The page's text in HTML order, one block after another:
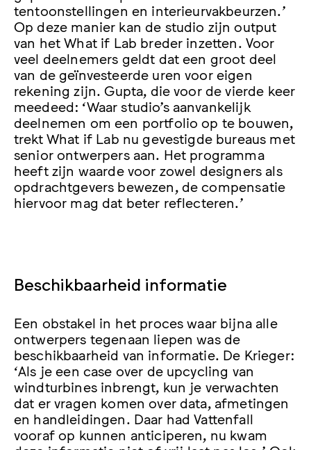
tentoonstellingen en interieurvakbeurzen.’
Op deze manier kan de studio zijn output
van het What if Lab breder inzetten. Voor
veel deelnemers geldt dat een groot deel
van de geïnvesteerde uren voor eigen
rekening zijn. Gupta, die voor de vierde keer
meedeed: ‘Waar studio’s aanvankelijk
deelnemen om een portfolio op te bouwen,
trekt What if Lab nu gevestigde bureaus met
senior ontwerpers aan. Het programma
heeft zijn waarde voor zowel designers als
opdrachtgevers bewezen, de compensatie
hiervoor mag dat beter reflecteren.’
Beschikbaarheid informatie
Een obstakel in het proces waar bijna alle
ontwerpers tegenaan liepen was de
beschikbaarheid van informatie. De Krieger:
‘Als je een case over de upcycling van
windturbines inbrengt, kun je verwachten
dat er vragen komen over data, afmetingen
en handleidingen. Daar had Vattenfall
vooraf op kunnen anticiperen, nu kwam